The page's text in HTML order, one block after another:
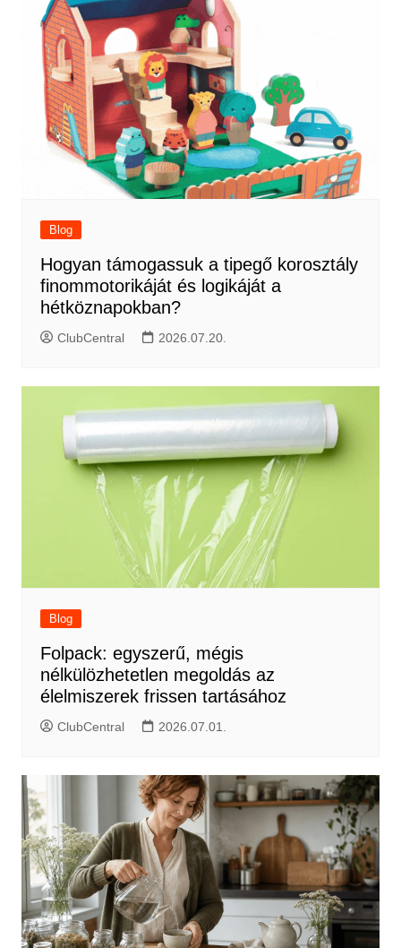
Blog
Hogyan támogassuk a tipegő korosztály
finommotorikáját és logikáját a
hétköznapokban?
ClubCentral 2026.07.20.
Blog
Folpack: egyszerű, mégis
nélkülözhetetlen megoldás az
élelmiszerek frissen tartásához
ClubCentral 2026.07.01.